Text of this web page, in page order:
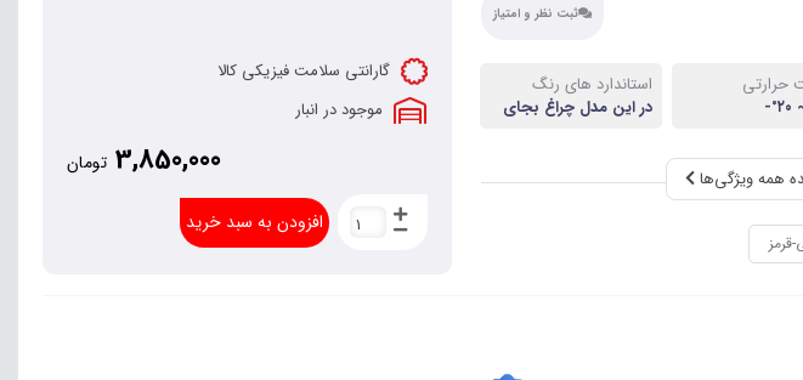
ثبت نظر و امتیاز
حرارتی
استاندارد های رنگ
در این مدل چراغ بجای
رنگی استفاده میگردد
همه ویژگی‌ها
قرمز
گارانتی سلامت فیزیکی کالا
موجود در انبار
3,850,000 تومان
افزودن به سبد خرید